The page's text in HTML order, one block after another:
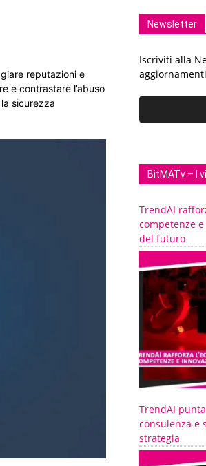
reputazioni e
e contrastare l’abuso
sicurezza
Newsletter
Iscriviti alla
BitMATv – I
TrendAI
competenze
del futuro
TrendAI
consulenza e
strategia